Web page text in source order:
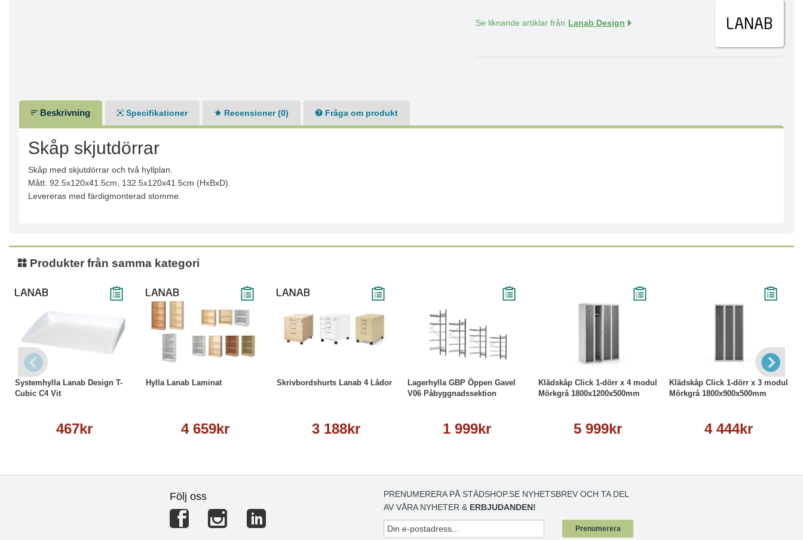
Se liknande artiklar från Lanab Design
Beskrivning Specifikationer Recensioner (0) Fråga om produkt
Skåp skjutdörrar
Skåp med skjutdörrar och två hyllplan.
Mått: 92.5x120x41.5cm, 132.5x120x41.5cm (HxBxD).
Levereras med färdigmonterad stomme.
Produkter från samma kategori
Systemhylla Lanab Design T-
Cubic C4 Vit
467kr
Köp Läs mer
Hylla Lanab Laminat
4 659kr
Läs mer
Skrivbordshurts Lanab 4 Lådor
3 188kr
Lagerhylla GBP Öppen Gavel
V06 Påbyggnadssektion
1 999kr
Läs mer
Klädskåp Click 1-dörr x 4 modul
Mörkgrå 1800x1200x500mm
5 999kr
Läs mer
Klädskåp Click 1-dörr x 3 modul
Mörkgrå 1800x900x500mm
4 444kr
Läs mer
Följ oss
PRENUMERERA PÅ STÄDSHOP.SE NYHETSBREV OCH TA DEL
AV VÅRA NYHETER & ERBJUDANDEN!
Prenumerera